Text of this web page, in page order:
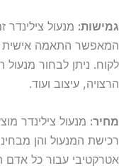
גמישות: מנעול צילינדר
המאפשר התאמה אישית
לקוח. ניתן לבחור
הרצויה, עיצוב ועוד.
מחיר: מנעול צילינדר
רכישת המנעול והן
אטרקטיבי עבור כל